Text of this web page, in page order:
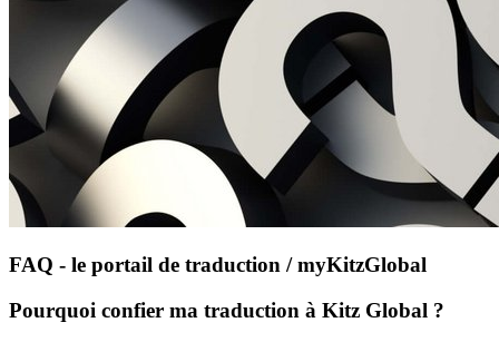
FAQ - le portail de traduction / myKitzGlobal
Pourquoi confier ma traduction à Kitz Global ?